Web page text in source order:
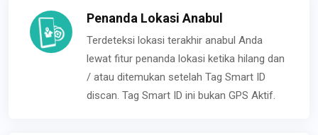
Penanda Lokasi Anabul
Terdeteksi lokasi terakhir anabul Anda
lewat fitur penanda lokasi ketika hilang dan
/ atau ditemukan setelah Tag Smart ID
discan. Tag Smart ID ini bukan GPS Aktif.